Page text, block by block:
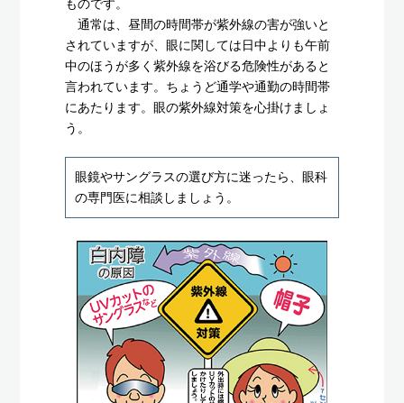
ものです。
通常は、昼間の時間帯が紫外線の害が強いと
されていますが、眼に関しては日中よりも午前
中のほうが多く紫外線を浴びる危険性があると
言われています。ちょうど通学や通勤の時間帯
にあたります。眼の紫外線対策を心掛けましょ
う。
眼鏡やサングラスの選び方に迷ったら、眼科
の専門医に相談しましょう。